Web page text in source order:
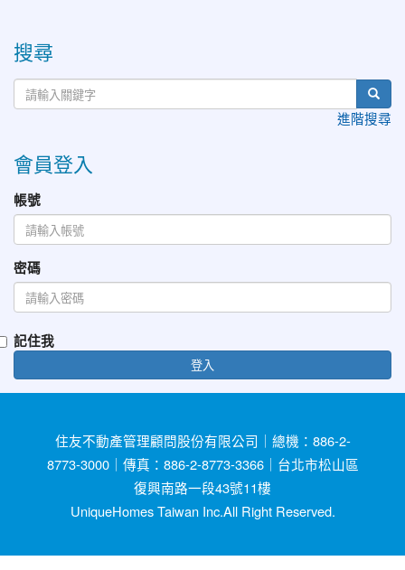
搜尋
進階搜尋
會員登入
帳號
密碼
記住我
登入
住友不動產管理顧問股份有限公司｜總機：886-2-
8773-3000｜傳真：886-2-8773-3366｜台北市松山區
復興南路一段43號11樓
UniqueHomes Taiwan Inc.All Right Reserved.